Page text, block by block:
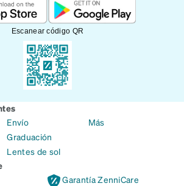
Escanear código QR
Envío
Graduación
Lentes de sol
Más
Garantía ZenniCare